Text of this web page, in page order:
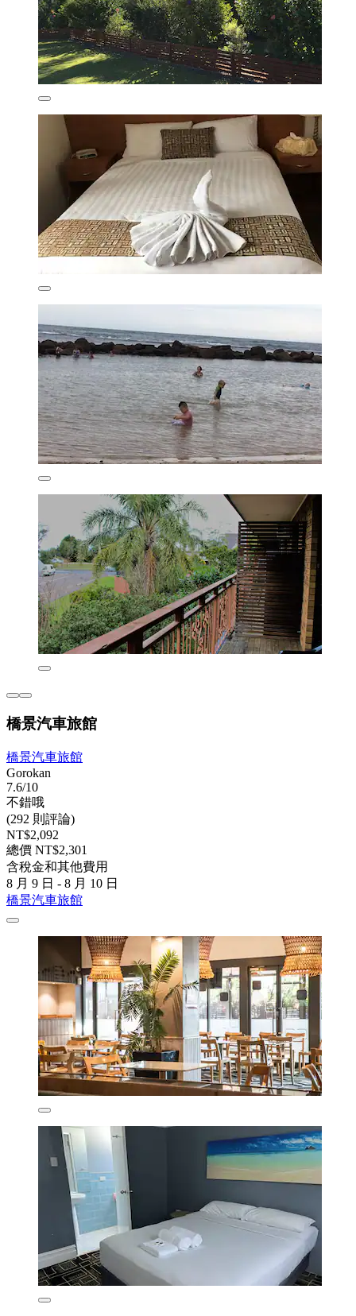
橋景汽車旅館
橋景汽車旅館
Gorokan
7.6/10
不錯哦
(292 則評論)
NT$2,092
總價 NT$2,301
含稅金和其他費用
8 月 9 日 - 8 月 10 日
橋景汽車旅館